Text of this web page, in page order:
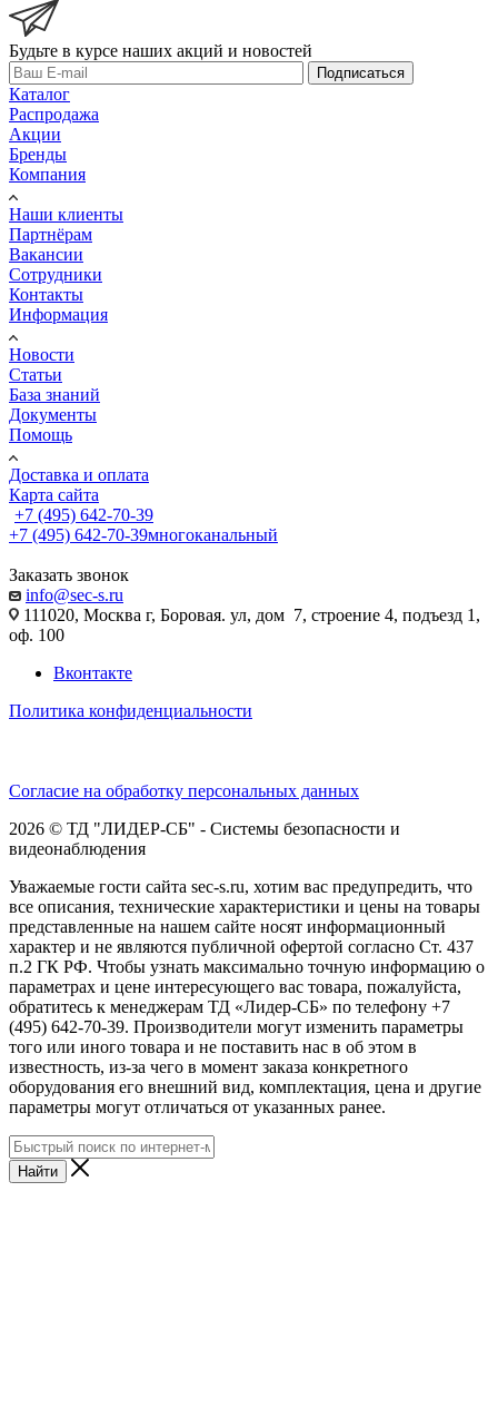
Будьте в курсе наших акций и новостей
Подписаться
Каталог
Распродажа
Акции
Бренды
Компания
Наши клиенты
Партнёрам
Вакансии
Сотрудники
Контакты
Информация
Новости
Статьи
База знаний
Документы
Помощь
Доставка и оплата
Карта сайта
+7 (495) 642-70-39
+7 (495) 642-70-39многоканальный
Заказать звонок
info@sec-s.ru
111020, Москва г, Боровая. ул, дом 7, строение 4, подъезд 1,
оф. 100
Вконтакте
Политика конфиденциальности
Согласие на обработку персональных данных
2026 © ТД "ЛИДЕР-СБ" - Системы безопасности и
видеонаблюдения
Уважаемые гости сайта sec-s.ru, хотим вас предупредить, что
все описания, технические характеристики и цены на товары
представленные на нашем сайте носят информационный
характер и не являются публичной офертой согласно Ст. 437
п.2 ГК РФ. Чтобы узнать максимально точную информацию о
параметрах и цене интересующего вас товара, пожалуйста,
обратитесь к менеджерам ТД «Лидер-СБ» по телефону +7
(495) 642-70-39. Производители могут изменить параметры
того или иного товара и не поставить нас в об этом в
известность, из-за чего в момент заказа конкретного
оборудования его внешний вид, комплектация, цена и другие
параметры могут отличаться от указанных ранее.
Найти